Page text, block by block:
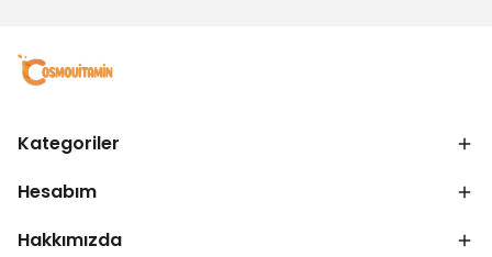
Kategoriler
Hesabım
Hakkımızda